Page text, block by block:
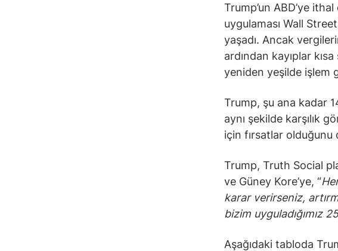
Trump’un ABD’ye
uygulaması Wall
yaşadı. Ancak
ardından kayıplar
yeniden yeşilde işlem
Trump, şu ana kadar
aynı şekilde karşılık
için fırsatlar olduğunu
Trump, Truth Social
ve Güney Kore’ye, “
karar verirseniz,
bizim uyguladığımız
Aşağıdaki tabloda